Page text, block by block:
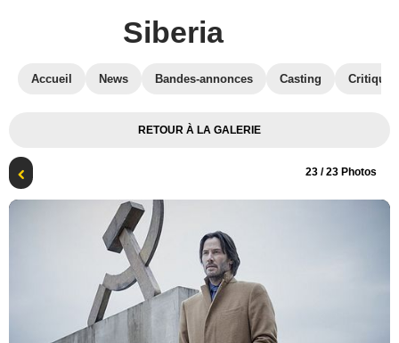
Siberia
Accueil News Bandes-annonces Casting
RETOUR À LA GALERIE
23 / 23 Photos